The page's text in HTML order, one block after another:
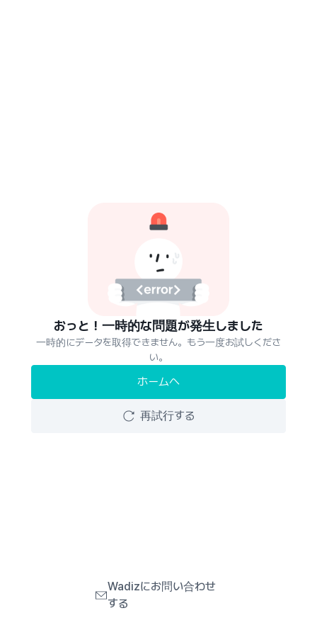
おっと！一時的な問題が発生しました
一時的にデータを取得できません。もう一度お試しくださ
い。
ホームへ
再試行する
Wadizにお問い合わせ
する